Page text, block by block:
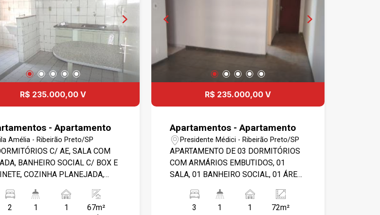
R$ 235.000,00 V
- Apartamento
Amélia - Ribeirão Preto/SP
C/ AE, SALA COM
BANHEIRO SOCIAL C/ BOX E
COZINHA PLANEJADA,
01 GARAGEM COBERTA,
24 HS, PISCINA, SALÃO
2
1
1
67m²
R$ 235.000,00 V
Apartamentos - Apartamento
Presidente Médici - Ribeirão Preto/SP
APARTAMENTO DE 03 DORMITÓRIOS
COM ARMÁRIOS EMBUTIDOS, 01
SALA, 01 BANHEIRO SOCIAL, 01 ÁREA
CONDOMÍNIO POSSUI PORTARIA 24
HORAS, PORTÃO ELETRÔNICO E ÁREA
3
1
1
72m²